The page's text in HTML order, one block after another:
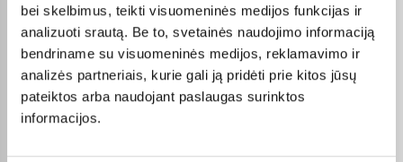
bei skelbimus, teikti visuomeninės medijos funkcijas ir
analizuoti srautą. Be to, svetainės naudojimo informaciją
bendriname su visuomeninės medijos, reklamavimo ir
analizės partneriais, kurie gali ją pridėti prie kitos jūsų
pateiktos arba naudojant paslaugas surinktos
informacijos.
BIGBOX.LT, palyginkite prekes ir pirkite internetu patogiai.
Pasirinktą prekę pristatysime per jos aprašyme nurodytą
terminą.